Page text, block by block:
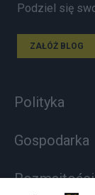
Podziel się
ZAŁÓŻ BLOG
Polityka
Gospodarka
Rozmaitości